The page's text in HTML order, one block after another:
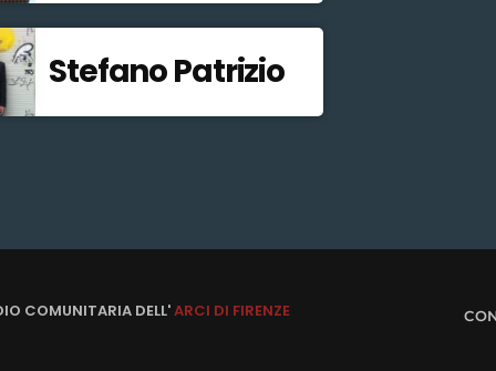
Stefano Patrizio
COMUNITARIA DELL'ARCI DI FIRENZE